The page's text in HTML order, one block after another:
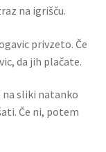
na igrišču.
privzeto. Če
da jih plačate.
na sliki natanko
Če ni, potem